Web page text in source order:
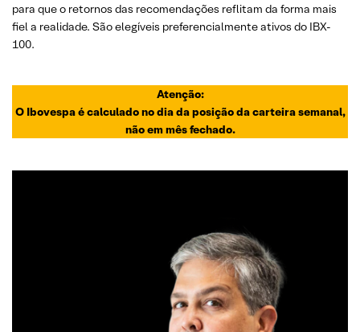
para que o retornos das recomendações reflitam da forma mais
fiel a realidade. São elegíveis preferencialmente ativos do IBX-
100.
Atenção:
O Ibovespa é calculado no dia da posição da carteira semanal,
não em mês fechado.